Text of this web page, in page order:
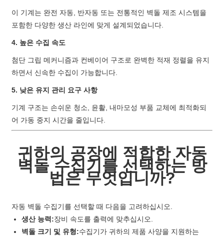
이 기계는 완전 자동, 반자동 또는 전통적인 벽돌 제조 시스템을
포함한 다양한 생산 라인에 맞게 설계되었습니다.
4. 높은 수집 속도
첨단 그립 메커니즘과 컨베이어 구조로 완벽한 적재 정렬을 유지
하면서 신속한 수집이 가능합니다.
5. 낮은 유지 관리 요구 사항
기계 구조는 손쉬운 청소, 윤활, 내마모성 부품 교체에 최적화되
어 가동 중지 시간을 줄입니다.
귀하의 공장에 적합한 자동
벽돌 수집기를 선택하는 방
법은 무엇입니까?
자동 벽돌 수집기를 선택할 때 다음을 고려하십시오.
생산 능력:장비 속도를 출력에 맞추십시오.
벽돌 크기 및 유형:수집기가 귀하의 제품 사양을 지원하는